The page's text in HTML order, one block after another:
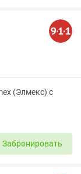
(Элмекс) с
Забронировать